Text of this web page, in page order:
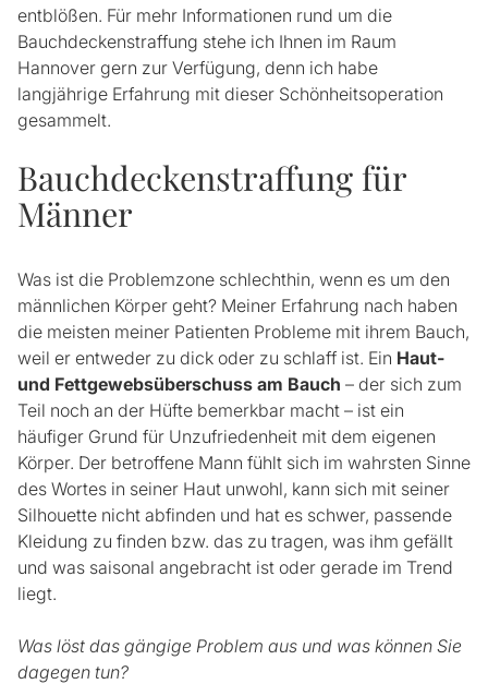
entblößen. Für mehr Informationen rund um die
Bauchdeckenstraffung stehe ich Ihnen im Raum
Hannover gern zur Verfügung, denn ich habe
langjährige Erfahrung mit dieser Schönheitsoperation
gesammelt.
Bauchdeckenstraffung für
Männer
Was ist die Problemzone schlechthin, wenn es um den
männlichen Körper geht? Meiner Erfahrung nach haben
die meisten meiner Patienten Probleme mit ihrem Bauch,
weil er entweder zu dick oder zu schlaff ist. Ein Haut-
und Fettgewebsüberschuss am Bauch – der sich zum
Teil noch an der Hüfte bemerkbar macht – ist ein
häufiger Grund für Unzufriedenheit mit dem eigenen
Körper. Der betroffene Mann fühlt sich im wahrsten Sinne
des Wortes in seiner Haut unwohl, kann sich mit seiner
Silhouette nicht abfinden und hat es schwer, passende
Kleidung zu finden bzw. das zu tragen, was ihm gefällt
und was saisonal angebracht ist oder gerade im Trend
liegt.
Was löst das gängige Problem aus und was können Sie
dagegen tun?